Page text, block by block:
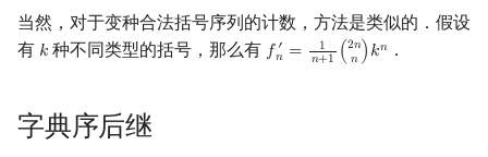
莫比乌斯反演
Berlekamp–Massey 算法
手指树
网络流
Prüfer 序列
当然，对于变种合法括号序列的计数，方法是类似的．假设
有 𝑘
k 种不同类型的括号，那么有 𝑓 ′
𝑛 = 1
𝑛+1 (2𝑛
𝑛 )𝑘𝑛
fn′ =1 n+1(2nn)kn ．
字典序后继